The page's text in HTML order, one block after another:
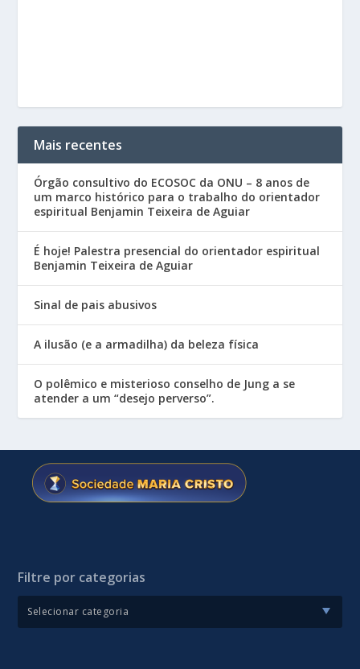
Mais recentes
Órgão consultivo do ECOSOC da ONU – 8 anos de
um marco histórico para o trabalho do orientador
espiritual Benjamin Teixeira de Aguiar
É hoje! Palestra presencial do orientador espiritual
Benjamin Teixeira de Aguiar
Sinal de pais abusivos
A ilusão (e a armadilha) da beleza física
O polêmico e misterioso conselho de Jung a se
atender a um “desejo perverso”.
Filtre por categorias